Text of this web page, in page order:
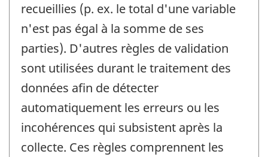
recueillies (p. ex. le total d'une variable
n'est pas égal à la somme de ses
parties). D'autres règles de validation
sont utilisées durant le traitement des
données afin de détecter
automatiquement les erreurs ou les
incohérences qui subsistent après la
collecte. Ces règles comprennent les